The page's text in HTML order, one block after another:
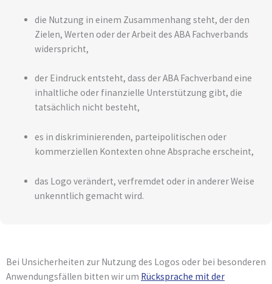
die Nutzung in einem Zusammenhang steht, der den
Zielen, Werten oder der Arbeit des ABA Fachverbands
widerspricht,
der Eindruck entsteht, dass der ABA Fachverband eine
inhaltliche oder finanzielle Unterstützung gibt, die
tatsächlich nicht besteht,
es in diskriminierenden, parteipolitischen oder
kommerziellen Kontexten ohne Absprache erscheint,
das Logo verändert, verfremdet oder in anderer Weise
unkenntlich gemacht wird.
Bei Unsicherheiten zur Nutzung des Logos oder bei besonderen
Anwendungsfällen bitten wir um Rücksprache mit der